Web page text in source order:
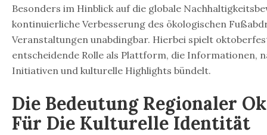
Besonders im Hinblick auf die globale
kontinuierliche Verbesserung des ökologischen
Veranstaltungen unabdingbar. Hierbei spielt
entscheidende Rolle als Plattform, die Informationen,
Initiativen und kulturelle Highlights bündelt.
Die Bedeutung Regionaler
Für Die Kulturelle Identität